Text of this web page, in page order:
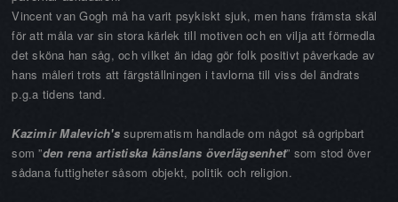
Vincent van Gogh må ha varit psykiskt sjuk, men hans främsta skäl
för att måla var sin stora kärlek till motiven och en vilja att förmedla
det sköna han såg, och vilket än idag gör folk positivt påverkade av
hans måleri trots att färgställningen i tavlorna till viss del ändrats
p.g.a tidens tand.
Kazimir Malevich'ssuprematism handlade om något så ogripbart
som ”den rena artistiska känslans överlägsenhet” som stod över
sådana futtigheter såsom objekt, politik och religion.